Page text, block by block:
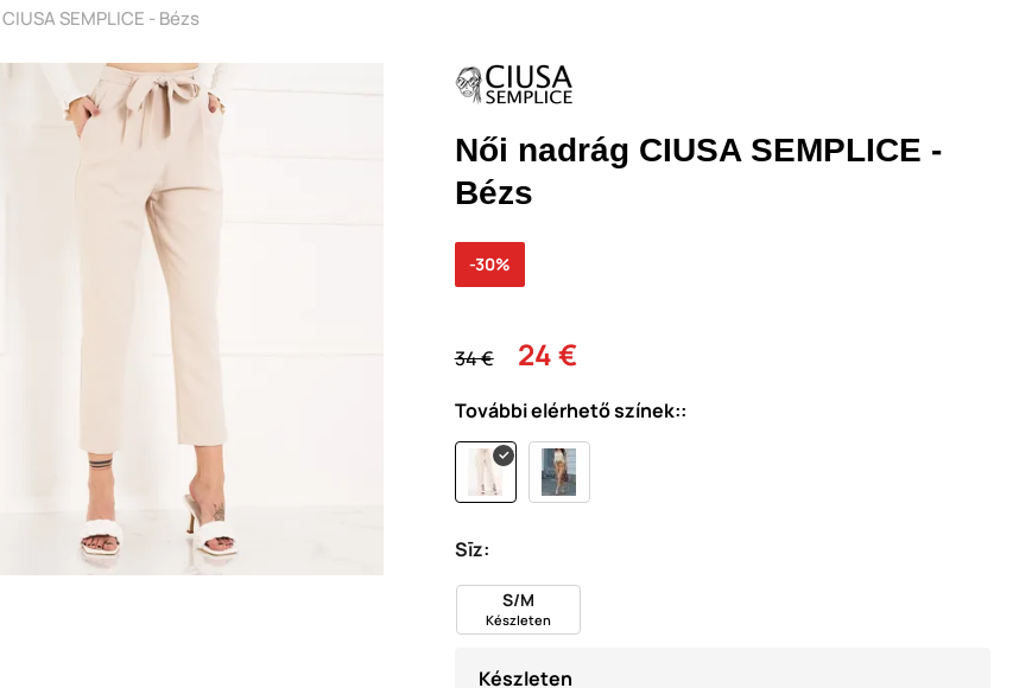
SEMPLICE - Bézs
Női nadrág CIUSA SEMPLICE -
Bézs
34 € 24 €
-30%
További elérhető színek::
Sīz:
S/M
Készleten
Készleten